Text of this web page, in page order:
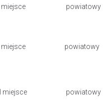
II miejsce powiatowy
II miejsce powiatowy
III miejsce powiatowy